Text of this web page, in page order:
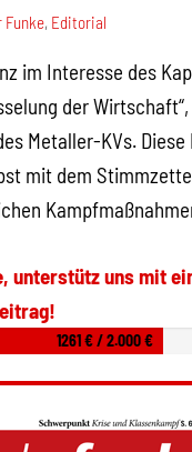
Funke, Editorial
im Interesse des
der
Metaller-KVs. Diese
mit dem
unterstütz uns mit
1261 € / 2.000 €